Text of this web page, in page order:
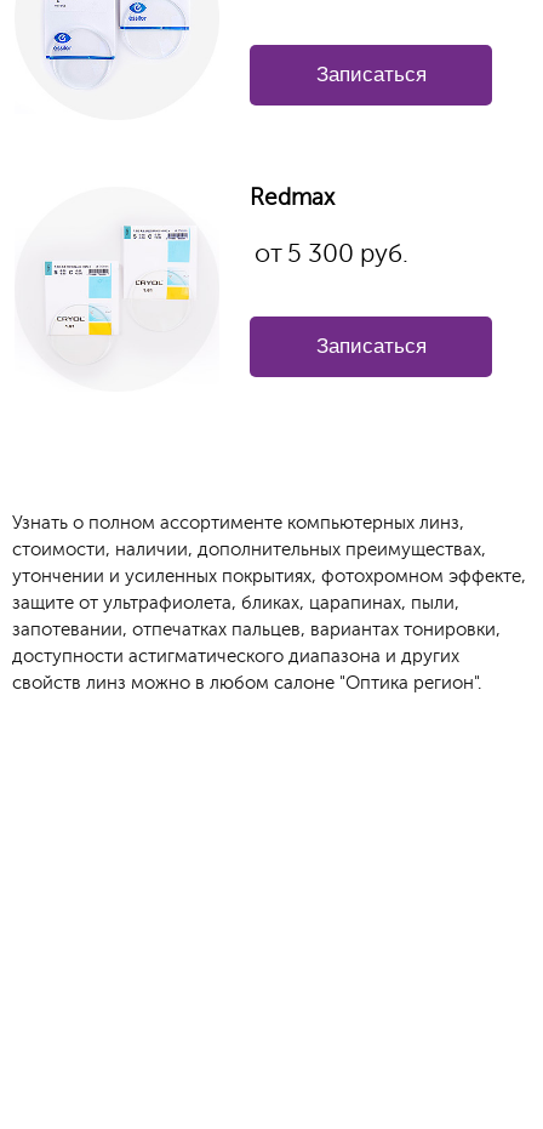
Записаться
Redmax
от 5 300 руб.
Записаться
Узнать о полном ассортименте компьютерных линз,
стоимости, наличии, дополнительных преимуществах,
утончении и усиленных покрытиях, фотохромном эффекте,
защите от ультрафиолета, бликах, царапинах, пыли,
запотевании, отпечатках пальцев, вариантах тонировки,
доступности астигматического диапазона и других
свойств линз можно в любом салоне "Оптика регион".